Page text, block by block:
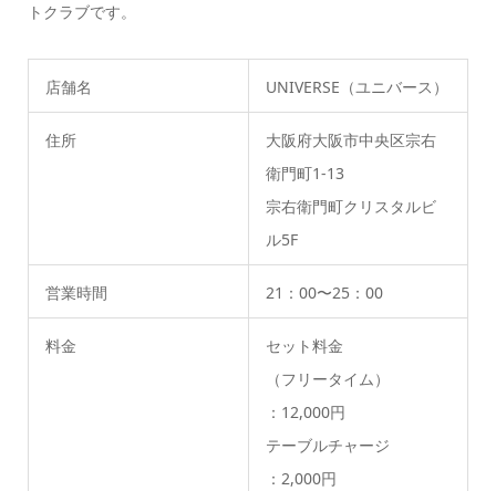
トクラブです。
店舗名 UNIVERSE（ユニバース）
住所
大阪府大阪市中央区宗右
衛門町1-13
宗右衛門町クリスタルビ
ル5F
営業時間 21：00〜25：00
料金
セット料金
（フリータイム）
：12,000円
テーブルチャージ
：2,000円